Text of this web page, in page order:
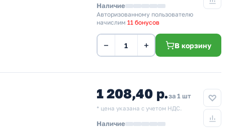
Наличие
Авторизованному пользователю
начислим 11 бонусов
− + В корзину
1 208,40 р.за 1 шт
* цена указана с учетом НДС.
Наличие